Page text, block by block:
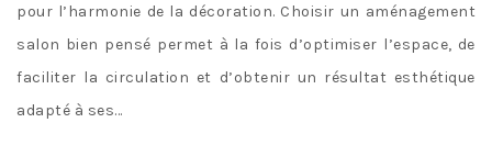
pour l’harmonie de la décoration. Choisir un aménagement
salon bien pensé permet à la fois d’optimiser l’espace, de
faciliter la circulation et d’obtenir un résultat esthétique
adapté à ses…